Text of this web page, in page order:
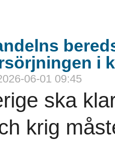
i
06-01 09:45
ska
krig